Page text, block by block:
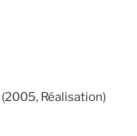
(2005, Réalisation)